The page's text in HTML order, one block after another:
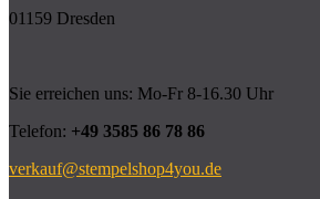
01159 Dresden
Sie erreichen uns: Mo-Fr 8-16.30 Uhr
Telefon: +49 3585 86 78 86
verkauf@stempelshop4you.de